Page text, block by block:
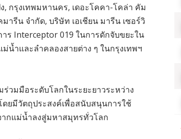
กรุงเทพมหานคร, เดอะโคคา-โคล่า คัม
ารีน จำกัด, บริษัท เอเชียน มารีน เซอร์วิ
ร Interceptor 019 ในการดักจับขยะใน
ำและลำคลองสายต่าง ๆ ในกรุงเทพฯ
วมมือระดับโลกในระยะยาวระหว่าง
ดยมีวัตถุประสงค์เพื่อสนับสนุนการใช้
ากแม่น้ำลงสู่มหาสมุทรทั่วโลก